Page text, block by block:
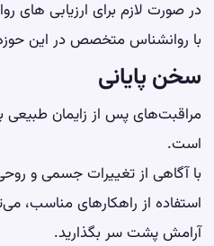
در صورت لازم برای ارزیابی های
با روانشناس متخصص در این
سخن پایانی
مراقبت‌های پس از زایمان طبیعی
است.
با آگاهی از تغییرات جسمی و
استفاده از راهکارهای مناسب،
آرامش پشت سر بگذارید.